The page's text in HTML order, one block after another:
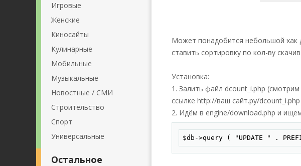
Может понадобится небольшой хак
ставить сортировку по кол-ву
Установка:
1. Залить файл dcount_i.php
ссылке http://ваш сайт.ру/dcount_i.php
2. Идём в engine/download.php и
$db->query ( "UPDATE " .
Игровые
Женские
Киносайты
Кулинарные
Мобильные
Музыкальные
Новостные / СМИ
Строительство
Спорт
Универсальные
Остальное